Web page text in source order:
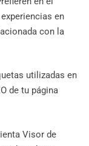
en
con la
utilizadas en
de tu página
Visor de